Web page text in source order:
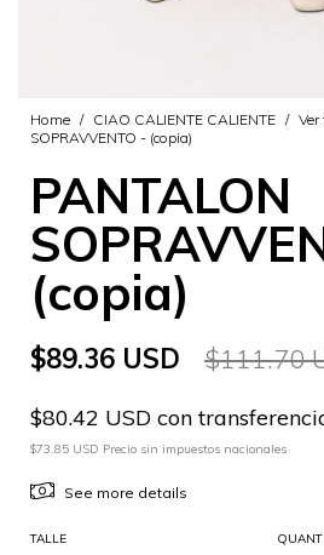
Home / CIAO CALIENTE CALIENTE / Ver
SOPRAVVENTO - (copia)
PANTALON
(copia)
$89.36 USD $111.70
$80.42 USD con
$73.85 USD Precio sin impuestos nacionales
See more details
TALLE